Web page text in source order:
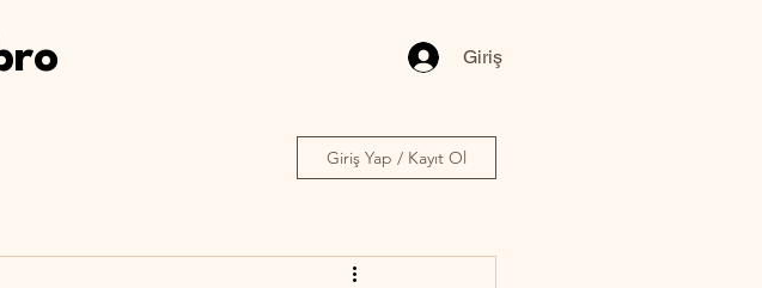
Giriş
Giriş Yap / Kayıt Ol